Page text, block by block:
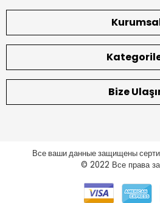
Bize
Все ваши данные защищены
© 2022 Все права